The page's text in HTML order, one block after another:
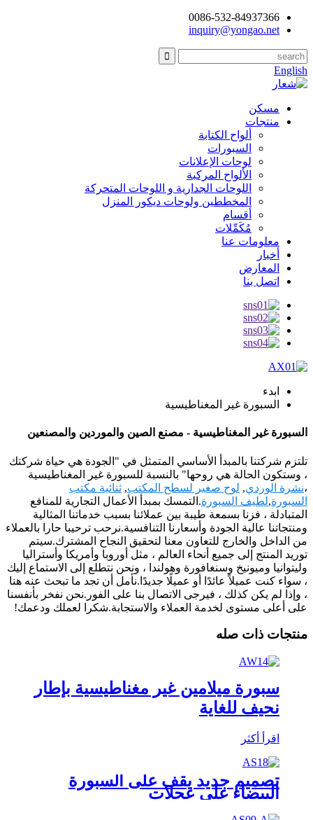
0086-532-84937366
inquiry@yongao.net
English
مسكن
منتجات
ألواح الكتابة
السبورات
لوحات الإعلانات
الألواح المركبة
اللوحات الجدارية و اللوحات المتحركة
المخططين ولوحات ديكور المنزل
أقسام
مُكَمِّلات
معلومات عنا
أخبار
المعارض
اتصل بنا
ابدء
السبورة غير المغناطيسية
السبورة غير المغناطيسية - مصنع الصين والموردين والمصنعين
تلتزم شركتنا بالمبدأ الأساسي المتمثل في "الجودة هي حياة شركتك
، وستكون الحالة هي روحها" بالنسبة للسبورة غير المغناطيسية
،نشرة الوردي, لوح صغير لسطح المكتب, ثنائية مكتب
السبورة,لطيف السبورة.التمسك بمبدأ الأعمال التجارية للمنافع
المتبادلة ، فزنا بسمعة طيبة بين عملائنا بسبب خدماتنا المثالية
ومنتجاتنا عالية الجودة وأسعارنا التنافسية.نرحب ترحيبا حارا بالعملاء
من الداخل والخارج للتعاون معنا لتحقيق النجاح المشترك.سيتم
توريد المنتج إلى جميع أنحاء العالم ، مثل أوروبا وأمريكا وأستراليا
وليتوانيا وميونيخ وسنغافورة وهولندا ، ونحن نتطلع إلى الاستماع إليك
، سواء كنت عميلاً عائدًا أو عميلًا جديدًا.نأمل أن تجد ما تبحث عنه هنا
، وإذا لم يكن كذلك ، فيرجى الاتصال بنا على الفور.نحن نفخر بأنفسنا
على أعلى مستوى لخدمة العملاء والاستجابة.شكرا لعملك ودعمك!
منتجات ذات صله
سبورة ميلامين غير مغناطيسية بإطار
نحيف للغاية
اقرأ أكثر
تصميم جديد يقف على السبورة
البيضاء على عجلات